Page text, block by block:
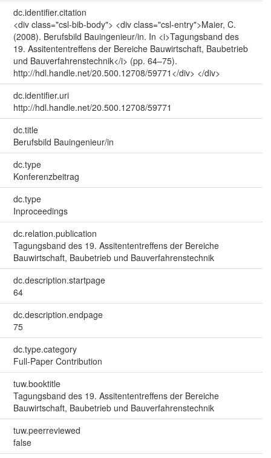
dc.identifier.citation
<div class="csl-bib-body"> <div class="csl-entry">Maier, C.
(2008). Berufsbild Bauingenieur/in. In <i>Tagungsband des
19. Assitententreffens der Bereiche Bauwirtschaft, Baubetrieb
und Bauverfahrenstechnik</i> (pp. 64–75).
http://hdl.handle.net/20.500.12708/59771</div> </div>
dc.identifier.uri
http://hdl.handle.net/20.500.12708/59771
dc.title
Berufsbild Bauingenieur/in
dc.type
Konferenzbeitrag
dc.type
Inproceedings
dc.relation.publication
Tagungsband des 19. Assitententreffens der Bereiche
Bauwirtschaft, Baubetrieb und Bauverfahrenstechnik
dc.description.startpage
64
dc.description.endpage
75
dc.type.category
Full-Paper Contribution
tuw.booktitle
Tagungsband des 19. Assitententreffens der Bereiche
Bauwirtschaft, Baubetrieb und Bauverfahrenstechnik
tuw.peerreviewed
false